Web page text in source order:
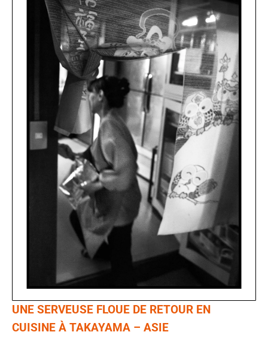
UNE SERVEUSE FLOUE DE RETOUR EN
CUISINE À TAKAYAMA – ASIE